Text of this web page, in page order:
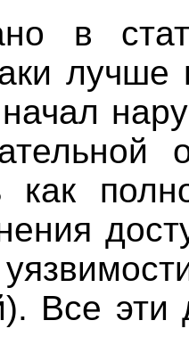
в
Все